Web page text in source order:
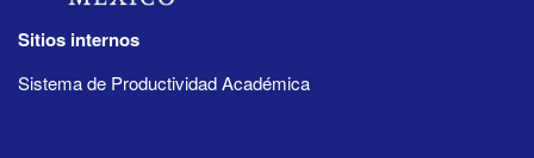
Sitios internos
Sistema de Productividad Académica